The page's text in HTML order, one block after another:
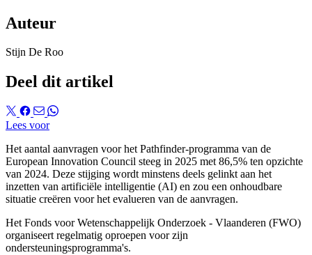
Auteur
Stijn De Roo
Deel dit artikel
Lees voor
Het aantal aanvragen voor het Pathfinder-programma van de
European Innovation Council steeg in 2025 met 86,5% ten opzichte
van 2024. Deze stijging wordt minstens deels gelinkt aan het
inzetten van artificiële intelligentie (AI) en zou een onhoudbare
situatie creëren voor het evalueren van de aanvragen.
Het Fonds voor Wetenschappelijk Onderzoek - Vlaanderen (FWO)
organiseert regelmatig oproepen voor zijn
ondersteuningsprogramma's.